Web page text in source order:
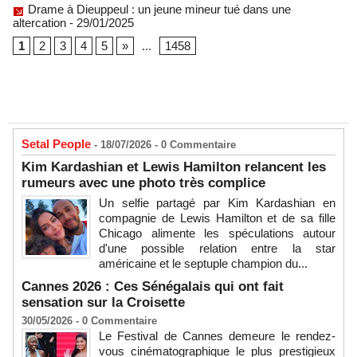
Drame à Dieuppeul : un jeune mineur tué dans une
altercation - 29/01/2025
1
2 3 4 5 » ... 1458
Setal People - 18/07/2026 - 0 Commentaire
Kim Kardashian et Lewis Hamilton relancent les
rumeurs avec une photo très complice
Un selfie partagé par Kim Kardashian en
compagnie de Lewis Hamilton et de sa fille
Chicago alimente les spéculations autour
d'une possible relation entre la star
américaine et le septuple champion du...
Cannes 2026 : Ces Sénégalais qui ont fait
sensation sur la Croisette
30/05/2026 - 0 Commentaire
Le Festival de Cannes demeure le rendez-
vous cinématographique le plus prestigieux